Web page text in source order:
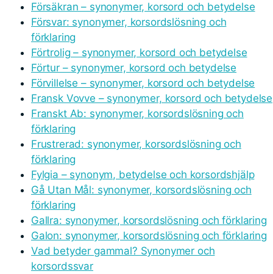
Försäkran – synonymer, korsord och betydelse
Försvar: synonymer, korsordslösning och
förklaring
Förtrolig – synonymer, korsord och betydelse
Förtur – synonymer, korsord och betydelse
Förvillelse – synonymer, korsord och betydelse
Fransk Vovve – synonymer, korsord och betydelse
Franskt Ab: synonymer, korsordslösning och
förklaring
Frustrerad: synonymer, korsordslösning och
förklaring
Fylgia – synonym, betydelse och korsordshjälp
Gå Utan Mål: synonymer, korsordslösning och
förklaring
Gallra: synonymer, korsordslösning och förklaring
Galon: synonymer, korsordslösning och förklaring
Vad betyder gammal? Synonymer och
korsordssvar